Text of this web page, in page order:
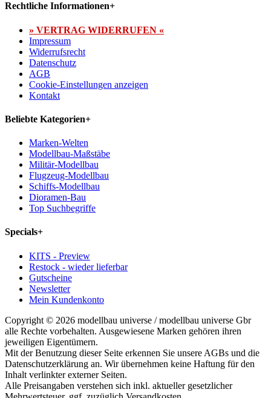
Rechtliche Informationen+
» VERTRAG WIDERRUFEN «
Impressum
Widerrufsrecht
Datenschutz
AGB
Cookie-Einstellungen anzeigen
Kontakt
Beliebte Kategorien+
Marken-Welten
Modellbau-Maßstäbe
Militär-Modellbau
Flugzeug-Modellbau
Schiffs-Modellbau
Dioramen-Bau
Top Suchbegriffe
Specials+
KITS - Preview
Restock - wieder lieferbar
Gutscheine
Newsletter
Mein Kundenkonto
Copyright © 2026 modellbau universe / modellbau universe Gbr
alle Rechte vorbehalten. Ausgewiesene Marken gehören ihren
jeweiligen Eigentümern.
Mit der Benutzung dieser Seite erkennen Sie unsere AGBs und die
Datenschutzerklärung an. Wir übernehmen keine Haftung für den
Inhalt verlinkter externer Seiten.
Alle Preisangaben verstehen sich inkl. aktueller gesetzlicher